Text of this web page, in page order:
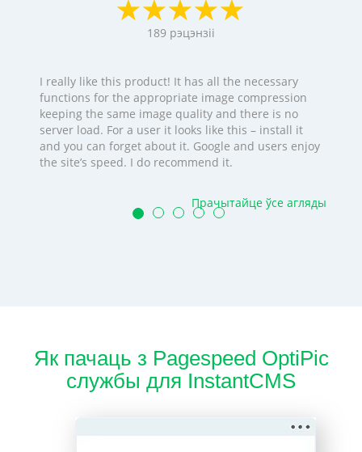
189 рэцэнзіі
I really like this product! It has all the necessary
functions for the appropriate image compression
keeping the same image quality and there is no
server load. For a user it looks like this – install it
and you can forget about it. Google and users enjoy
the site’s speed. I do recommend it.
Прачытайце ўсе агляды
Як пачаць з Pagespeed OptiPic
службы для InstantCMS